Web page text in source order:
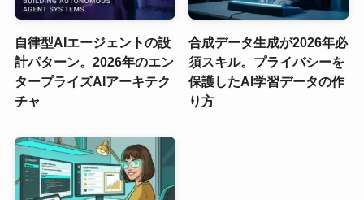
自律型AIエージェントの設
計パターン。2026年のエン
タープライズAIアーキテク
チャ
合成データ生成が2026年必
須スキル。プライバシーを
保護したAI学習データの作
り方